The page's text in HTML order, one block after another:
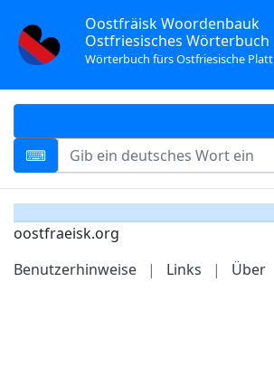
Oostfräisk Woordenbauk
Ostfriesisches Wörterbuch
Wörterbuch fürs Ostfriesische Platt
oostfraeisk.org
Benutzerhinweise
| Links | Über